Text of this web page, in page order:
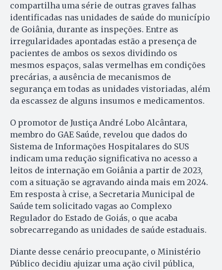
compartilha uma série de outras graves falhas
identificadas nas unidades de saúde do município
de Goiânia, durante as inspeções. Entre as
irregularidades apontadas estão a presença de
pacientes de ambos os sexos dividindo os
mesmos espaços, salas vermelhas em condições
precárias, a ausência de mecanismos de
segurança em todas as unidades vistoriadas, além
da escassez de alguns insumos e medicamentos.
O promotor de Justiça André Lobo Alcântara,
membro do GAE Saúde, revelou que dados do
Sistema de Informações Hospitalares do SUS
indicam uma redução significativa no acesso a
leitos de internação em Goiânia a partir de 2023,
com a situação se agravando ainda mais em 2024.
Em resposta à crise, a Secretaria Municipal de
Saúde tem solicitado vagas ao Complexo
Regulador do Estado de Goiás, o que acaba
sobrecarregando as unidades de saúde estaduais.
Diante desse cenário preocupante, o Ministério
Público decidiu ajuizar uma ação civil pública,